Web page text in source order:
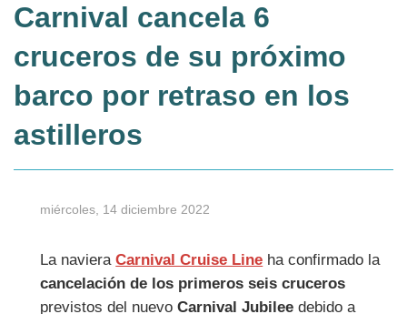
Carnival cancela 6
cruceros de su próximo
barco por retraso en los
astilleros
miércoles, 14 diciembre 2022
La navieraCarnival Cruise Line ha confirmado la
cancelación de los primeros seis cruceros
previstos del nuevo Carnival Jubilee debido a